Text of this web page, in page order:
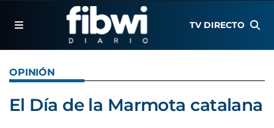
TV DIRECTO
OPINIÓN
El Día de la Marmota catalana